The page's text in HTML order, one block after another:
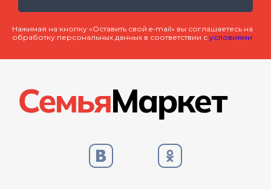
Нажимая на кнопку «Оставить свой e-mail» вы соглашаетесь на
обработку персональных данных в соответствии с условиями